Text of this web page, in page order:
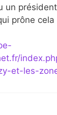
un
prône cela
et-les-